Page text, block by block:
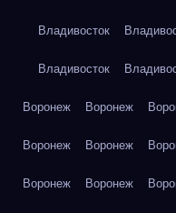
Владивосток
Владивосток
Воронеж Воронеж
Воронеж Воронеж
Воронеж Воронеж